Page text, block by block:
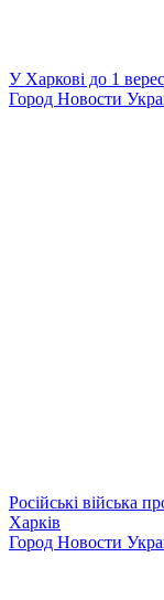
У Харкові до 1
Город Новости
Російські війська
Харків
Город Новости